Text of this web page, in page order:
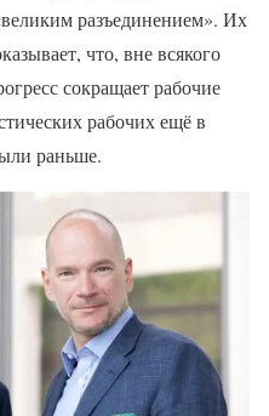
разъединением». Их
что, вне всякого
сокращает рабочие
рабочих ещё в
раньше.